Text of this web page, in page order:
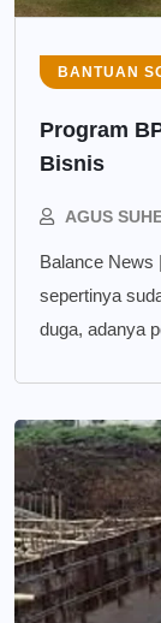
BANTUAN
Program
Bisnis
AGUS
Balance News
sepertinya
duga, adanya